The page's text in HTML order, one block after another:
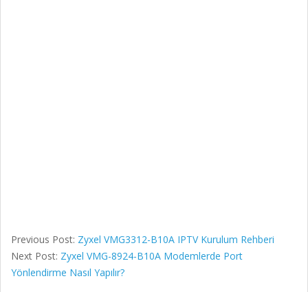
Previous Post: Zyxel VMG3312-B10A IPTV Kurulum Rehberi
Next Post: Zyxel VMG-8924-B10A Modemlerde Port
Yönlendirme Nasıl Yapılır?